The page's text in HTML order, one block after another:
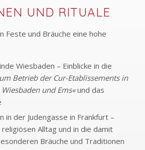
UND RITUALE
Feste und Bräuche eine hohe
Wiesbaden – Einblicke in die
Betrieb der Cur-Etablissements in
und Ems«und das
in der Judengasse in Frankfurt –
religiösen Alltag und in die damit
Bräuche und Traditionen